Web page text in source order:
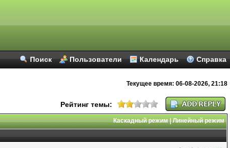
Поиск Пользователи Календарь Справка
Текущее время: 06-08-2026, 21:18
Рейтинг темы:
Каскадный режим|Линейный режим